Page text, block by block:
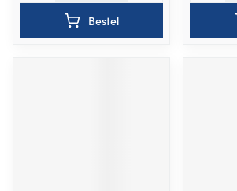
Bestel